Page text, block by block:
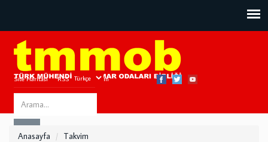
Site Haritası RSS Bize Ulaşın
Search
this
Anasayfa Takvim